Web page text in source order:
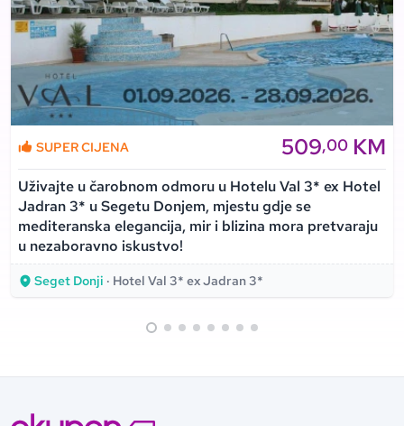
SUPER CIJENA 509,00 KM
Uživajte u čarobnom odmoru u Hotelu Val 3* ex Hotel
Jadran 3* u Segetu Donjem, mjestu gdje se
mediteranska elegancija, mir i blizina mora pretvaraju
u nezaboravno iskustvo!
Seget Donji · Hotel Val 3* ex Jadran 3*